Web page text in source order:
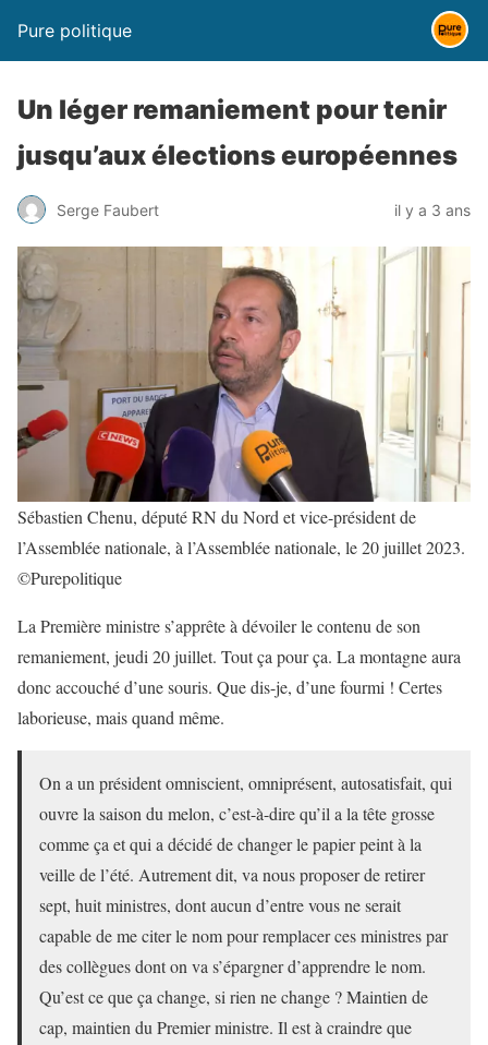
Pure politique
Un léger remaniement pour tenir
jusqu’aux élections européennes
Serge Faubert il y a 3 ans
Sébastien Chenu, député RN du Nord et vice-président de
l’Assemblée nationale, à l’Assemblée nationale, le 20 juillet 2023.
©Purepolitique
La Première ministre s’apprête à dévoiler le contenu de son
remaniement, jeudi 20 juillet. Tout ça pour ça. La montagne aura
donc accouché d’une souris. Que dis-je, d’une fourmi ! Certes
laborieuse, mais quand même.
On a un président omniscient, omniprésent, autosatisfait, qui
ouvre la saison du melon, c’est-à-dire qu’il a la tête grosse
comme ça et qui a décidé de changer le papier peint à la
veille de l’été. Autrement dit, va nous proposer de retirer
sept, huit ministres, dont aucun d’entre vous ne serait
capable de me citer le nom pour remplacer ces ministres par
des collègues dont on va s’épargner d’apprendre le nom.
Qu’est ce que ça change, si rien ne change ? Maintien de
cap, maintien du Premier ministre. Il est à craindre que